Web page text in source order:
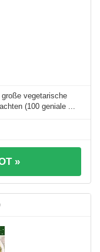
vegetarische
(100 geniale ...
»